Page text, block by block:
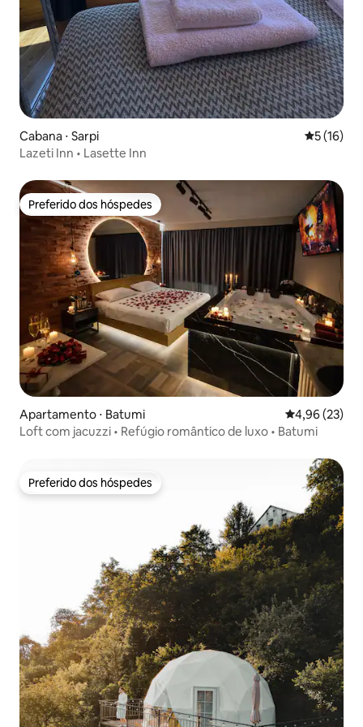
Cabana ⋅ Sarpi 5 de uma
5 (16)
Lazeti Inn • Lasette Inn
Preferido dos hóspedes
Preferido dos hóspedes
Apartamento ⋅ Batumi 4,96 de uma
4,96 (23)
Loft com jacuzzi • Refúgio romântico de luxo • Batumi
Preferido dos hóspedes
Preferido dos hóspedes